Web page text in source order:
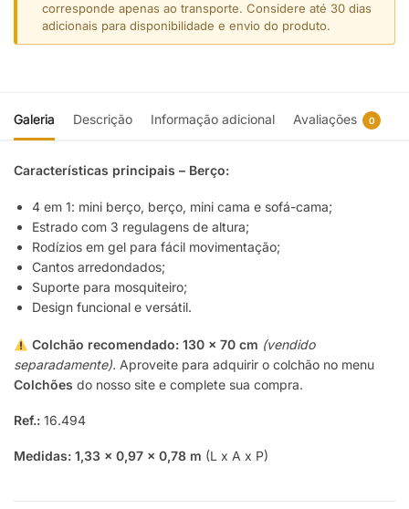
corresponde apenas ao transporte. Considere até 30 dias
adicionais para disponibilidade e envio do produto.
Galeria Descrição Informação adicional Avaliações 0
Características principais – Berço:
4 em 1: mini berço, berço, mini cama e sofá-cama;
Estrado com 3 regulagens de altura;
Rodízios em gel para fácil movimentação;
Cantos arredondados;
Suporte para mosquiteiro;
Design funcional e versátil.
Colchão recomendado: 130 x 70 cm (vendido
separadamente). Aproveite para adquirir o colchão no menu
Colchões do nosso site e complete sua compra.
Ref.: 16.494
Medidas: 1,33 x 0,97 x 0,78 m (L x A x P)